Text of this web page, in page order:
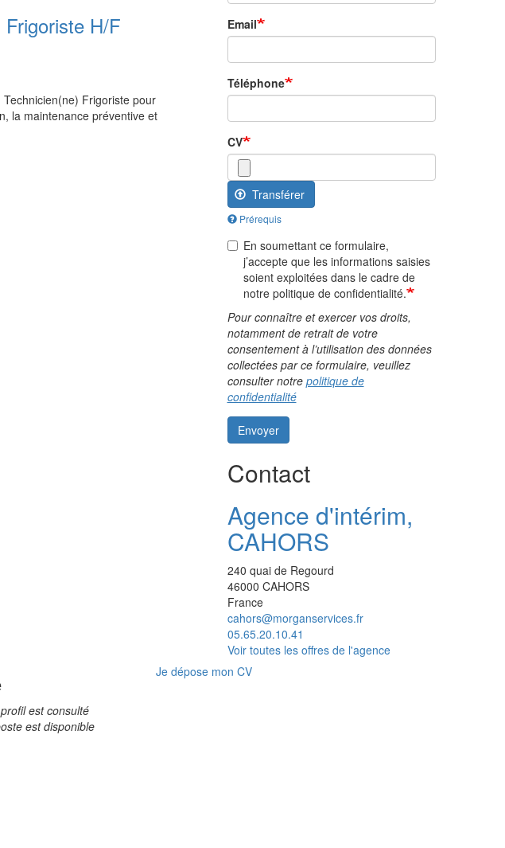
H/F
Frigoriste pour
la maintenance préventive et
Email
Téléphone
CV
Transférer
Prérequis
En soumettant ce formulaire,
j’accepte que les informations saisies
soient exploitées dans le cadre de
notre politique de confidentialité.
Pour connaître et exercer vos droits,
notamment de retrait de votre
consentement à l’utilisation des données
collectées par ce formulaire, veuillez
consulter notre politique de
confidentialité
Envoyer
Contact
Agence d'intérim,
CAHORS
240 quai de Regourd
46000 CAHORS
France
cahors@morganservices.fr
05.65.20.10.41
Voir toutes les offres de l'agence
est consulté
est disponible
Je dépose mon CV